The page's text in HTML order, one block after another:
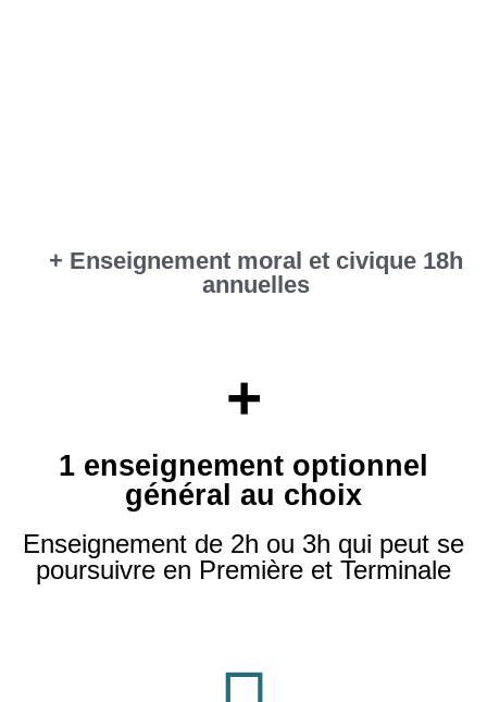
+ Enseignement moral et civique 18h
annuelles
+
1 enseignement optionnel
général au choix
Enseignement de 2h ou 3h qui peut se
poursuivre en Première et Terminale